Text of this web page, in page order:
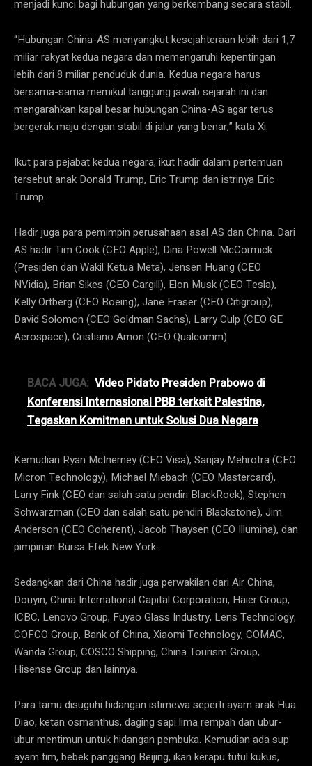
menjadi kunci bagi hubungan yang berkembang secara stabil.
“Hubungan China-AS menyangkut kesejahteraan lebih dari 1,7
miliar rakyat kedua negara dan memengaruhi kepentingan
lebih dari 8 miliar penduduk dunia. Kedua negara harus
bersama-sama memikul tanggung jawab sejarah ini dan
mengarahkan kapal besar hubungan China-AS agar terus
bergerak maju dengan stabil di jalur yang benar,” kata Xi.
Ikut para pejabat kedua negara, ikut hadir dalam pertemuan
tersebut anak Donald Trump, Eric Trump dan istrinya Eric
Trump.
Hadir juga para pemimpin perusahaan asal AS dan China. Dari
AS hadir Tim Cook (CEO Apple), Dina Powell McCormick
(Presiden dan Wakil Ketua Meta), Jensen Huang (CEO
NVidia), Brian Sikes (CEO Cargill), Elon Musk (CEO Tesla),
Kelly Ortberg (CEO Boeing), Jane Fraser (CEO Citigroup),
David Solomon (CEO Goldman Sachs), Larry Culp (CEO GE
Aerospace), Cristiano Amon (CEO Qualcomm).
BACA JUGA: Video Pidato Presiden Prabowo di
Konferensi Internasional PBB terkait Palestina,
Tegaskan Komitmen untuk Solusi Dua Negara
Kemudian Ryan McInerney (CEO Visa), Sanjay Mehrotra (CEO
Micron Technology), Michael Miebach (CEO Mastercard),
Larry Fink (CEO dan salah satu pendiri BlackRock), Stephen
Schwarzman (CEO dan salah satu pendiri Blackstone), Jim
Anderson (CEO Coherent), Jacob Thaysen (CEO Illumina), dan
pimpinan Bursa Efek New York.
Sedangkan dari China hadir juga perwakilan dari Air China,
Douyin, China International Capital Corporation, Haier Group,
ICBC, Lenovo Group, Fuyao Glass Industry, Lens Technology,
COFCO Group, Bank of China, Xiaomi Technology, COMAC,
Wanda Group, COSCO Shipping, China Tourism Group,
Hisense Group dan lainnya.
Para tamu disuguhi hidangan istimewa seperti ayam arak Hua
Diao, ketan osmanthus, daging sapi lima rempah dan ubur-
ubur mentimun untuk hidangan pembuka. Kemudian ada sup
ayam tim, bebek panggang Beijing, ikan kerapu tutul kukus,